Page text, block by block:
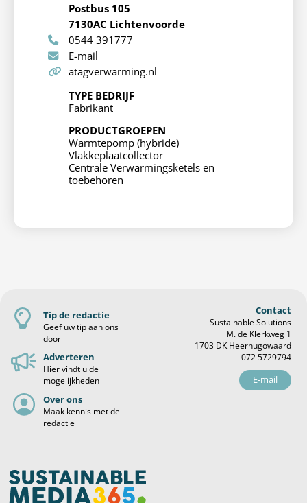
Postbus 105
7130AC Lichtenvoorde
0544 391777
E-mail
atagverwarming.nl
TYPE BEDRIJF
Fabrikant
PRODUCTGROEPEN
Warmtepomp (hybride)
Vlakkeplaatcollector
Centrale Verwarmingsketels en
toebehoren
Tip de redactie
Geef uw tip aan ons
door
Adverteren
Hier vindt u de
mogelijkheden
Over ons
Maak kennis met de
redactie
Contact
Sustainable Solutions
M. de Klerkweg 1
1703 DK Heerhugowaard
072 5729794
E-mail